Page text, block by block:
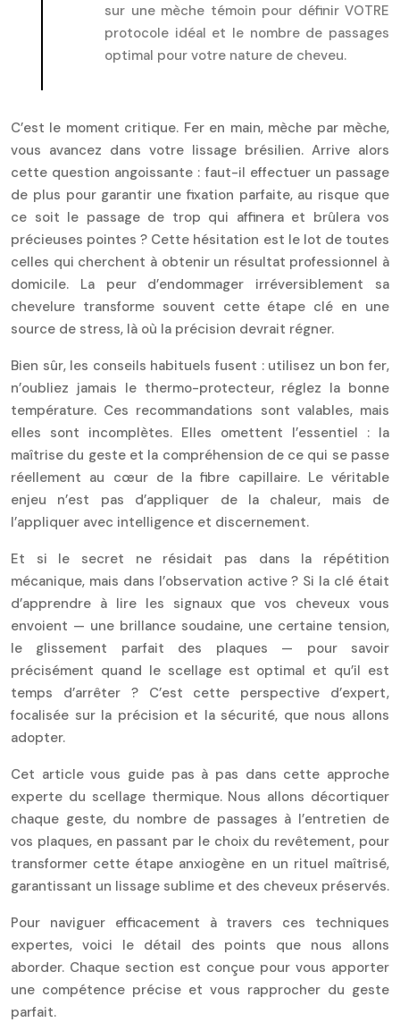
sur une mèche témoin pour définir VOTRE
protocole idéal et le nombre de passages
optimal pour votre nature de cheveu.
C’est le moment critique. Fer en main, mèche par mèche,
vous avancez dans votre lissage brésilien. Arrive alors
cette question angoissante : faut-il effectuer un passage
de plus pour garantir une fixation parfaite, au risque que
ce soit le passage de trop qui affinera et brûlera vos
précieuses pointes ? Cette hésitation est le lot de toutes
celles qui cherchent à obtenir un résultat professionnel à
domicile. La peur d’endommager irréversiblement sa
chevelure transforme souvent cette étape clé en une
source de stress, là où la précision devrait régner.
Bien sûr, les conseils habituels fusent : utilisez un bon fer,
n’oubliez jamais le thermo-protecteur, réglez la bonne
température. Ces recommandations sont valables, mais
elles sont incomplètes. Elles omettent l’essentiel : la
maîtrise du geste et la compréhension de ce qui se passe
réellement au cœur de la fibre capillaire. Le véritable
enjeu n’est pas d’appliquer de la chaleur, mais de
l’appliquer avec intelligence et discernement.
Et si le secret ne résidait pas dans la répétition
mécanique, mais dans l’observation active ? Si la clé était
d’apprendre à lire les signaux que vos cheveux vous
envoient — une brillance soudaine, une certaine tension,
le glissement parfait des plaques — pour savoir
précisément quand le scellage est optimal et qu’il est
temps d’arrêter ? C’est cette perspective d’expert,
focalisée sur la précision et la sécurité, que nous allons
adopter.
Cet article vous guide pas à pas dans cette approche
experte du scellage thermique. Nous allons décortiquer
chaque geste, du nombre de passages à l’entretien de
vos plaques, en passant par le choix du revêtement, pour
transformer cette étape anxiogène en un rituel maîtrisé,
garantissant un lissage sublime et des cheveux préservés.
Pour naviguer efficacement à travers ces techniques
expertes, voici le détail des points que nous allons
aborder. Chaque section est conçue pour vous apporter
une compétence précise et vous rapprocher du geste
parfait.